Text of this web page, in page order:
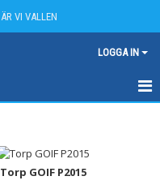
VI VALLEN
LOGGA IN
Torp GOIF P2015